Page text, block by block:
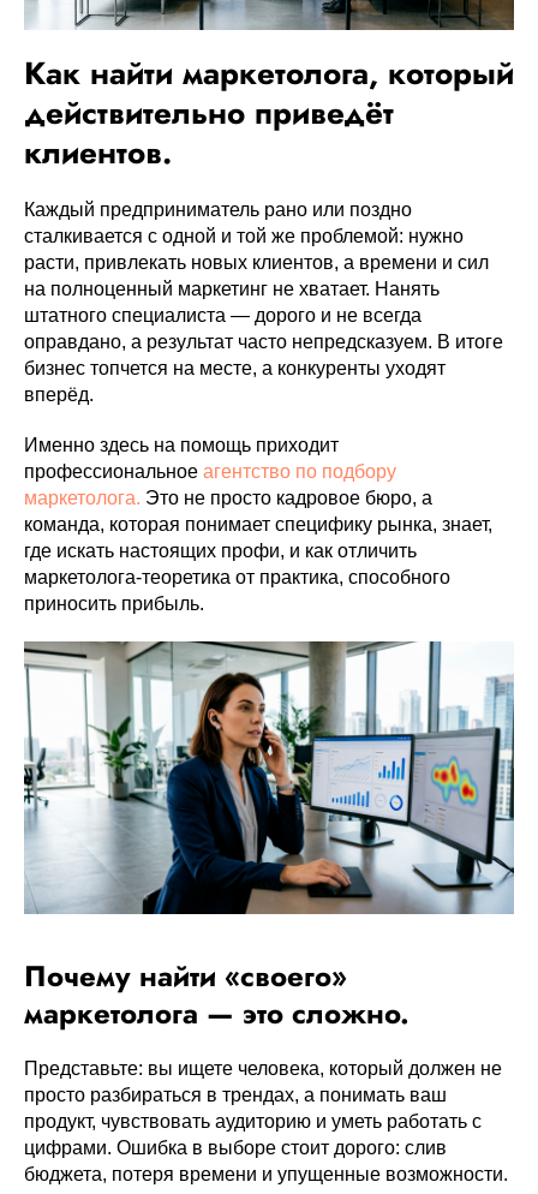
VK ADS
АВИТО
Как найти маркетолога, который
действительно приведёт
клиентов.
Каждый предприниматель рано или поздно
сталкивается с одной и той же проблемой: нужно
расти, привлекать новых клиентов, а времени и сил
на полноценный маркетинг не хватает. Нанять
штатного специалиста — дорого и не всегда
оправдано, а результат часто непредсказуем. В итоге
бизнес топчется на месте, а конкуренты уходят
вперёд.
Именно здесь на помощь приходит
профессиональное агентство по подбору
маркетолога. Это не просто кадровое бюро, а
команда, которая понимает специфику рынка, знает,
где искать настоящих профи, и как отличить
маркетолога-теоретика от практика, способного
приносить прибыль.
Почему найти «своего»
маркетолога — это сложно.
Представьте: вы ищете человека, который должен не
просто разбираться в трендах, а понимать ваш
продукт, чувствовать аудиторию и уметь работать с
цифрами. Ошибка в выборе стоит дорого: слив
бюджета, потеря времени и упущенные возможности.